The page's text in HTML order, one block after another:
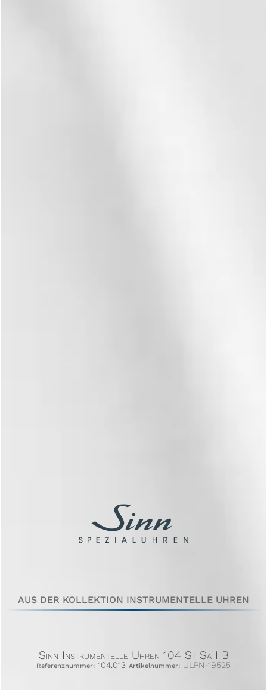
AUS DER KOLLEKTION INSTRUMENTELLE UHREN
Sinn Instrumentelle Uhren 104 St Sa I B
Referenznummer: 104.013 Artikelnummer: ULPN-19525